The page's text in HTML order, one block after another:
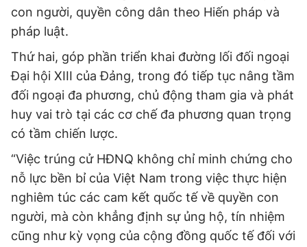
con người, quyền công dân theo Hiến pháp và
pháp luật.
Thứ hai, góp phần triển khai đường lối đối ngoại
Đại hội XIII của Đảng, trong đó tiếp tục nâng tầm
đối ngoại đa phương, chủ động tham gia và phát
huy vai trò tại các cơ chế đa phương quan trọng
có tầm chiến lược.
“Việc trúng cử HĐNQ không chỉ minh chứng cho
nỗ lực bền bỉ của Việt Nam trong việc thực hiện
nghiêm túc các cam kết quốc tế về quyền con
người, mà còn khẳng định sự ủng hộ, tín nhiệm
cũng như kỳ vọng của cộng đồng quốc tế đối với